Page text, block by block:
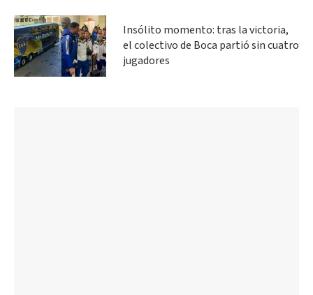
Insólito momento: tras la victoria,
el colectivo de Boca partió sin cuatro
jugadores